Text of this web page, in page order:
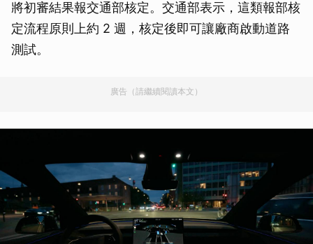
將初審結果報交通部核定。交通部表示，這類報部核
定流程原則上約 2 週，核定後即可讓廠商啟動道路
測試。
廣告（請繼續閱讀本文）